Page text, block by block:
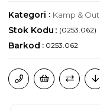
Kategori : Kamp &
(0253.062)
Stok Kodu
Barkod : 0253.062